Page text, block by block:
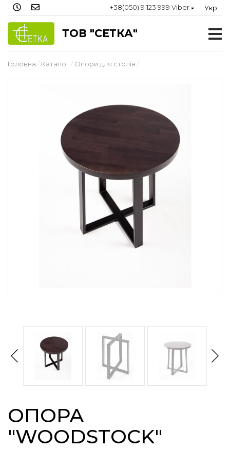
+38(050) 9 123 999 Viber Укр
ТОВ "СЕТКА"
Головна Каталог Опори для столів
ОПОРА
"WOODSTOСK"